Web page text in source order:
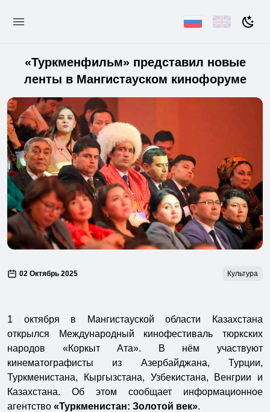
«Туркменфильм» представил новые
ленты в Мангистауском кинофоруме
02 Октябрь 2025 Культура
1 октября в Мангистауской области Казахстана
открылся Международный кинофестиваль тюркских
народов «Коркыт Ата». В нём участвуют
кинематографисты из Азербайджана, Турции,
Туркменистана, Кыргызстана, Узбекистана, Венгрии и
Казахстана. Об этом сообщает информационное
агентство «Туркменистан: Золотой век».